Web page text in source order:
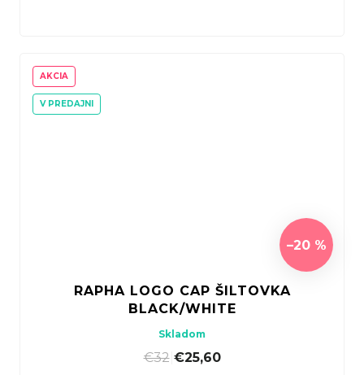
AKCIA
V PREDAJNI
–20 %
RAPHA LOGO CAP ŠILTOVKA
BLACK/WHITE
Skladom
€32| €25,60